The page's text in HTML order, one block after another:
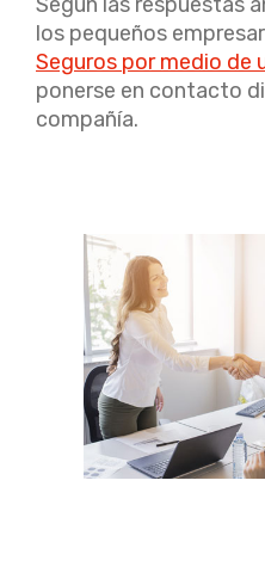
los pequeños
Seguros por medio de
ponerse en contacto
compañía.